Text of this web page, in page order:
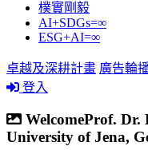
樸實剛毅
AI+SDGs=∞
ESG+AI=∞
卓越及深耕計畫 廣告輪
登入
WelcomeProf. Dr.
University of Jena,